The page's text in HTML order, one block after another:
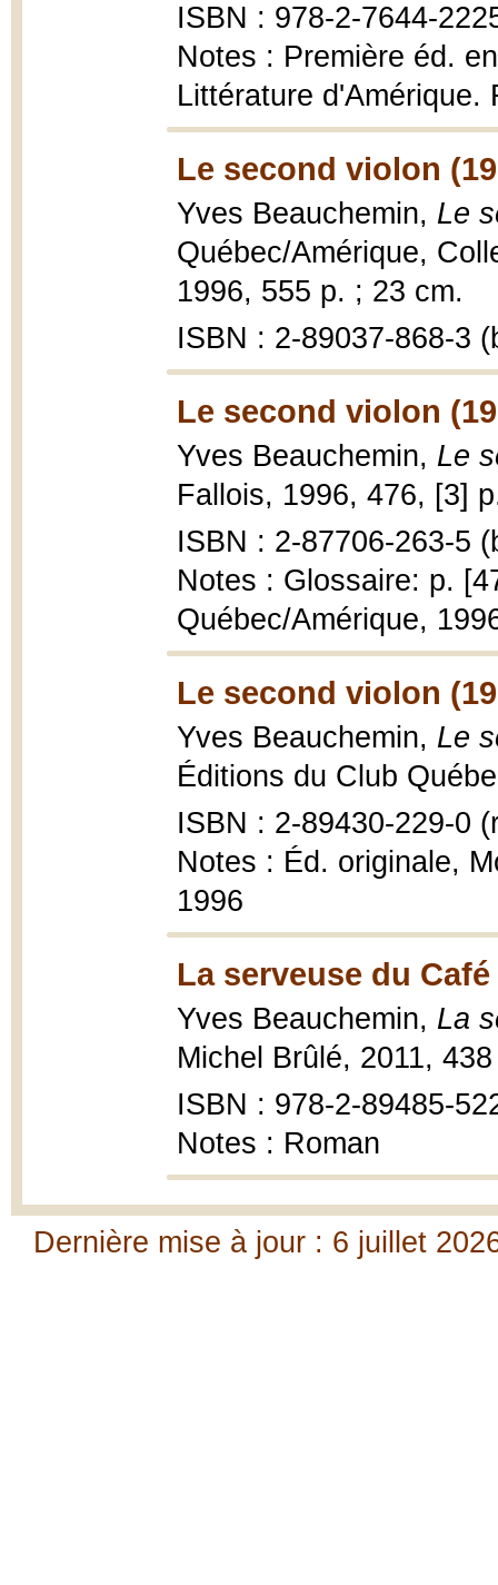
ISBN : 978-2-7644-
Notes : Première éd.
Littérature d'Amérique.
Le second violon
Yves Beauchemin, Le
Québec/Amérique,
1996, 555 p. ; 23 cm.
ISBN : 2-89037-868-3
Le second violon
Yves Beauchemin, Le
Fallois, 1996, 476, [3]
ISBN : 2-87706-263-5
Notes : Glossaire: p.
Québec/Amérique,
Le second violon
Yves Beauchemin, Le
Éditions du Club
ISBN : 2-89430-229-0
Notes : Éd. originale,
1996
La serveuse du
Yves Beauchemin, La
Michel Brûlé, 2011,
ISBN : 978-2-89485-
Notes : Roman
Dernière mise à jour : 6 juillet